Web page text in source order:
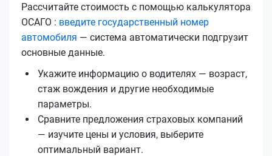
Рассчитайте стоимость с помощью калькулятора
ОСАГО : введите государственный номер
автомобиля — система автоматически подгрузит
основные данные.
Укажите информацию о водителях — возраст,
стаж вождения и другие необходимые
параметры.
Сравните предложения страховых компаний
— изучите цены и условия, выберите
оптимальный вариант.